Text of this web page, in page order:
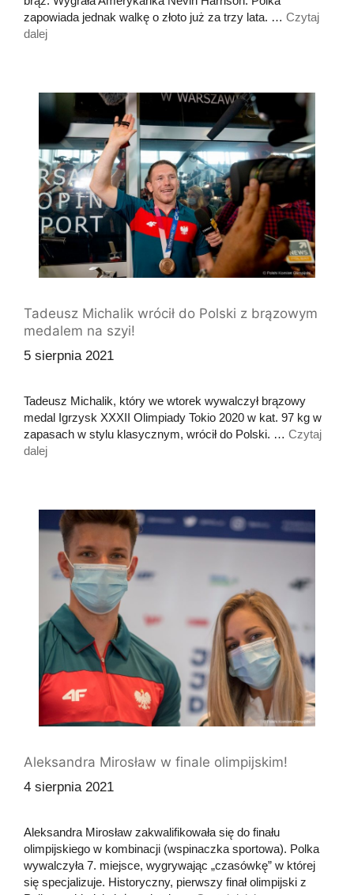
zapowiada jednak walkę o złoto już za trzy lata. … Czytaj
dalej
Tadeusz Michalik wrócił do Polski z brązowym
medalem na szyi!
5 sierpnia 2021
Tadeusz Michalik, który we wtorek wywalczył brązowy
medal Igrzysk XXXII Olimpiady Tokio 2020 w kat. 97 kg w
zapasach w stylu klasycznym, wrócił do Polski. … Czytaj
dalej
Aleksandra Mirosław w finale olimpijskim!
4 sierpnia 2021
Aleksandra Mirosław zakwalifikowała się do finału
olimpijskiego w kombinacji (wspinaczka sportowa). Polka
wywalczyła 7. miejsce, wygrywając „czasówkę” w której
się specjalizuje. Historyczny, pierwszy finał olimpijski z